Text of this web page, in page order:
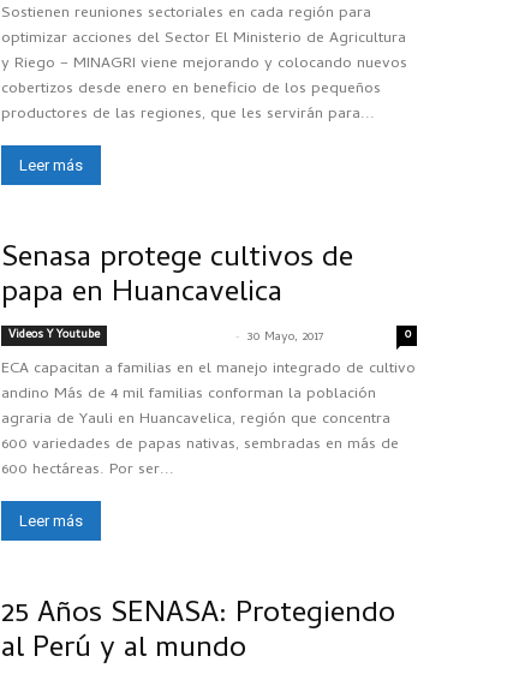
Sostienen reuniones sectoriales en cada región para
optimizar acciones del Sector El Ministerio de Agricultura
y Riego – MINAGRI viene mejorando y colocando nuevos
cobertizos desde enero en beneficio de los pequeños
productores de las regiones, que les servirán para...
Leer más
Senasa protege cultivos de
papa en Huancavelica
Videos Y Youtube - 30 Mayo, 2017 0
ECA capacitan a familias en el manejo integrado de cultivo
andino Más de 4 mil familias conforman la población
agraria de Yauli en Huancavelica, región que concentra
600 variedades de papas nativas, sembradas en más de
600 hectáreas. Por ser...
Leer más
25 Años SENASA: Protegiendo
al Perú y al mundo